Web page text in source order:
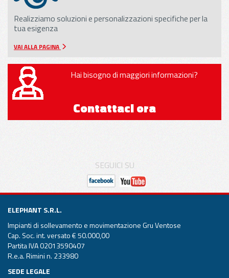
Realizziamo soluzioni e personalizzazioni specifiche per la
tua esigenza
VAI ALLA PAGINA
Hai bisogno di maggiori informazioni?
Contattaci ora
SEGUICI SU
ELEPHANT S.R.L.
Impianti di sollevamento e movimentazione Gru Ventose
Cap. Soc. int. versato € 50.000,00
Partita IVA 02013590407
R.e.a. Rimini n. 233980
SEDE LEGALE